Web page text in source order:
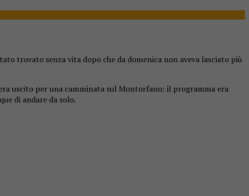
trovato senza vita dopo che da domenica non aveva lasciato più
uscito per una camminata sul Montorfano: il programma era
di andare da solo.